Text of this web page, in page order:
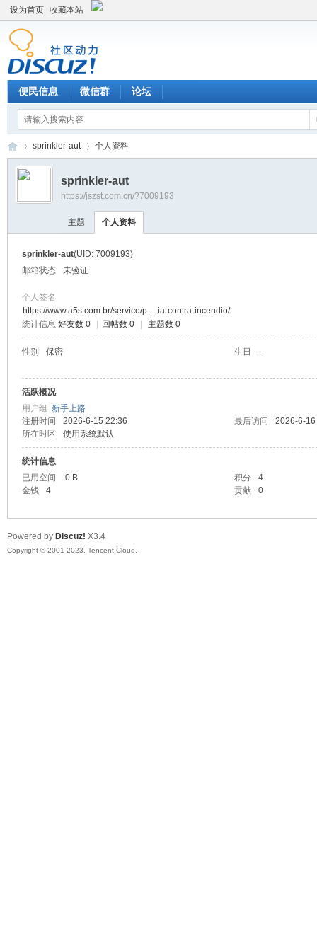
设为首页 收藏本站
便民信息 微信群 论坛
›
sprinkler-aut 个人资料
sprinkler-aut
https://jszst.com.cn/?7009193
主题 个人资料
sprinkler-aut(UID: 7009193)
邮箱状态
未验证
个人签名
https://www.a5s.com.br/servico/p ... ia-contra-incendio/
统计信息 好友数 0 回帖数 0 主题数 0
性别 保密 生日 -
活跃概况
用户组 新手上路
注册时间
2026-6-15 22:36 最后访问
2026-6-
所在时区
使用系统默认
统计信息
已用空间
0 B 积分
4
金钱
4 贡献 0
Powered by Discuz! X3.4
Copyright © 2001-2023, Tencent Cloud.